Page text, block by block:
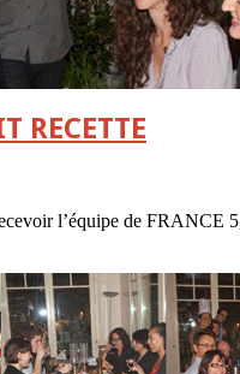
RECETTE
l’équipe de